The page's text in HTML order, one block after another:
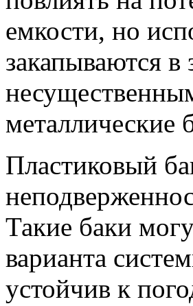
емкости, но
закапываются
металлические
Пластиковый
Такие баки
варианта
устойчив к